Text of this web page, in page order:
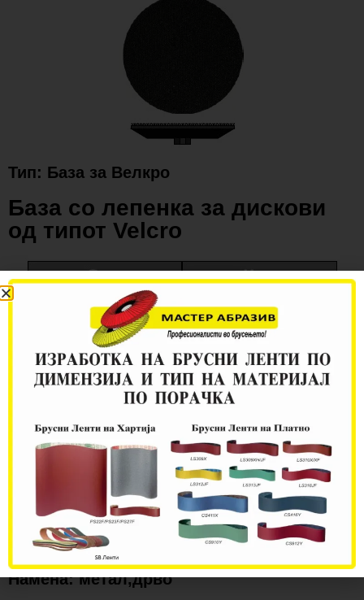
Тип: База за Велкро
База со лепенка за дискови
од типот Velcro
Тип: ST358A ST358
Квалитет: Тврдо
(голема издржливост)
Намена: метал,дрво